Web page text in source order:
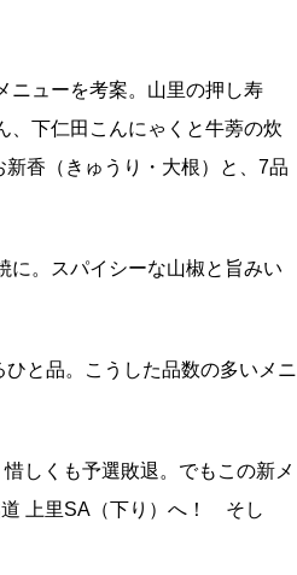
ニューを考案。山里の押し寿
、下仁田こんにゃくと牛蒡の炊
香（きゅうり・大根）と、7品
に。スパイシーな山椒と旨みい
と品。こうした品数の多いメニ
しくも予選敗退。でもこの新メ
道 上里SA（下り）へ！ そし